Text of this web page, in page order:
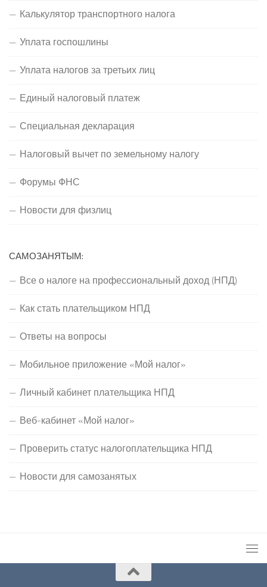
Калькулятор транспортного налога
Уплата госпошлины
Уплата налогов за третьих лиц
Единый налоговый платеж
Специальная декларация
Налоговый вычет по земельному налогу
Форумы ФНС
Новости для физлиц
САМОЗАНЯТЫМ:
Все о налоге на профессиональный доход (НПД)
Как стать плательщиком НПД
Ответы на вопросы
Мобильное приложение «Мой налог»
Личный кабинет плательщика НПД
Веб-кабинет «Мой налог»
Проверить статус налогоплательщика НПД
Новости для самозанятых